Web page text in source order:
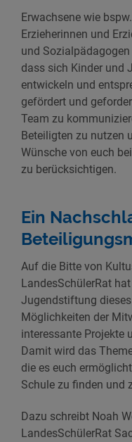
Erwachsene wie
Erzieherinnen und
und
dass sich Kinder und
entwickeln und
gefördert und
Team zu
Beteiligten zu nutzen
Wünsche von euch
zu berücksichtigen.
Ein
Auf die Bitte von
LandesSchülerRat
Jugendstiftung
Möglichkeiten der
interessante Projekte
Damit wird das
die es euch
Schule zu finden und
Dazu schreibt Noah
LandesSchülerRat